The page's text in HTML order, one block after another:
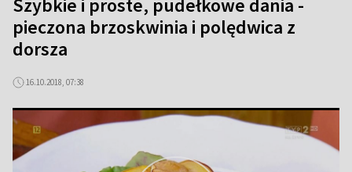
Szybkie i proste, pudełkowe dania -
pieczona brzoskwinia i polędwica z
dorsza
16.10.2018, 07:38